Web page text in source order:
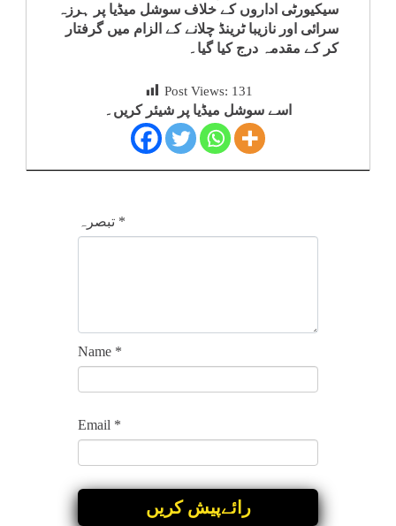
سیکیورٹی اداروں کے خلاف سوشل میڈیا پر ہرزہ
سرائی اور نازیبا ٹرینڈ چلانے کے الزام میں گرفتار
کر کے مقدمہ درج کیا گیا۔
Post Views: 131
اسے سوشل میڈیا پر شیئر کریں۔
تبصرہ *
Name *
Email *